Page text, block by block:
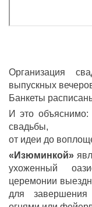
Организация
выпускных
Банкеты
И это
свадьбы,
от идеи до
«Изюминкой»
ухоженный
церемонии
для завершения